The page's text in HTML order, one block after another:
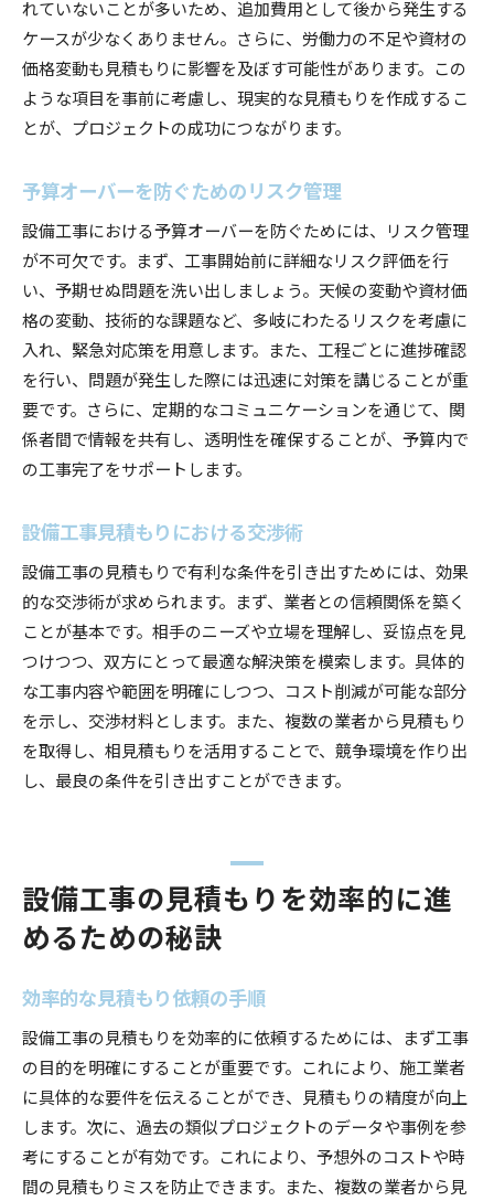
れていないことが多いため、追加費用として後から発生する
ケースが少なくありません。さらに、労働力の不足や資材の
価格変動も見積もりに影響を及ぼす可能性があります。この
ような項目を事前に考慮し、現実的な見積もりを作成するこ
とが、プロジェクトの成功につながります。
予算オーバーを防ぐためのリスク管理
設備工事における予算オーバーを防ぐためには、リスク管理
が不可欠です。まず、工事開始前に詳細なリスク評価を行
い、予期せぬ問題を洗い出しましょう。天候の変動や資材価
格の変動、技術的な課題など、多岐にわたるリスクを考慮に
入れ、緊急対応策を用意します。また、工程ごとに進捗確認
を行い、問題が発生した際には迅速に対策を講じることが重
要です。さらに、定期的なコミュニケーションを通じて、関
係者間で情報を共有し、透明性を確保することが、予算内で
の工事完了をサポートします。
設備工事見積もりにおける交渉術
設備工事の見積もりで有利な条件を引き出すためには、効果
的な交渉術が求められます。まず、業者との信頼関係を築く
ことが基本です。相手のニーズや立場を理解し、妥協点を見
つけつつ、双方にとって最適な解決策を模索します。具体的
な工事内容や範囲を明確にしつつ、コスト削減が可能な部分
を示し、交渉材料とします。また、複数の業者から見積もり
を取得し、相見積もりを活用することで、競争環境を作り出
し、最良の条件を引き出すことができます。
設備工事の見積もりを効率的に進
めるための秘訣
効率的な見積もり依頼の手順
設備工事の見積もりを効率的に依頼するためには、まず工事
の目的を明確にすることが重要です。これにより、施工業者
に具体的な要件を伝えることができ、見積もりの精度が向上
します。次に、過去の類似プロジェクトのデータや事例を参
考にすることが有効です。これにより、予想外のコストや時
間の見積もりミスを防止できます。また、複数の業者から見